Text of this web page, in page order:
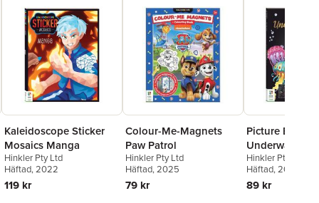
Kaleidoscope Sticker
Mosaics Manga
Hinkler Pty Ltd
Häftad, 2022
119 kr
Colour-Me-Magnets
Paw Patrol
Hinkler Pty Ltd
Häftad, 2025
79 kr
Picture Etch
Underwater
Hinkler Pty Ltd
Häftad, 2023
89 kr